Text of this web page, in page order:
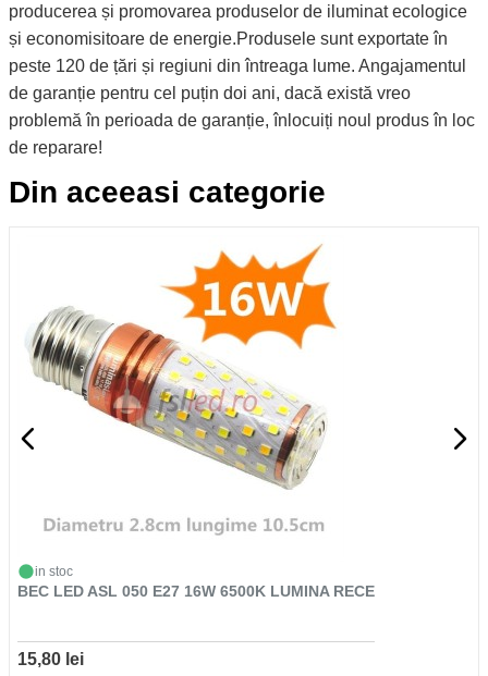
producerea și promovarea produselor de iluminat ecologice
și economisitoare de energie.Produsele sunt exportate în
peste 120 de țări și regiuni din întreaga lume. Angajamentul
de garanție pentru cel puțin doi ani, dacă există vreo
problemă în perioada de garanție, înlocuiți noul produs în loc
de reparare!
Din aceeasi categorie
in stoc
BEC LED ASL 050 E27 16W 6500K LUMINA RECE
15,80 lei